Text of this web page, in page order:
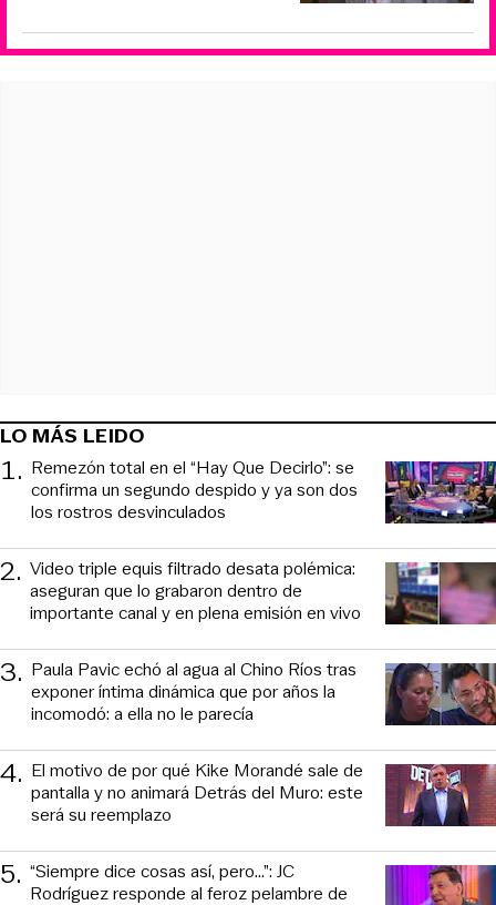
LO MÁS LEIDO
1. Remezón total en el “Hay Que Decirlo”: se
confirma un segundo despido y ya son dos
los rostros desvinculados
2. Video triple equis filtrado desata polémica:
aseguran que lo grabaron dentro de
importante canal y en plena emisión en vivo
3. Paula Pavic echó al agua al Chino Ríos tras
exponer íntima dinámica que por años la
incomodó: a ella no le parecía
4. El motivo de por qué Kike Morandé sale de
pantalla y no animará Detrás del Muro: este
será su reemplazo
5. “Siempre dice cosas así, pero...”: JC
Rodríguez responde al feroz pelambre de